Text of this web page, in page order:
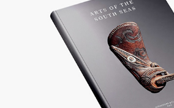
Voyageurs &